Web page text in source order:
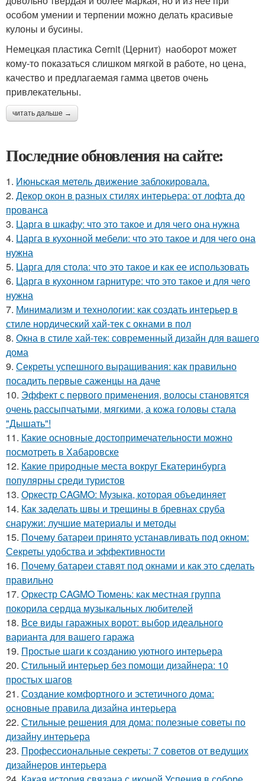
особом умении и терпении можно делать красивые
кулоны и бусины.
Немецкая пластика Cernit (Цернит) наоборот может
кому-то показаться слишком мягкой в работе, но цена,
качество и предлагаемая гамма цветов очень
привлекательны.
читать дальше →
Последние обновления на сайте:
1. Июньская метель движение заблокировала.
2. Декор окон в разных стилях интерьера: от лофта до
прованса
3. Царга в шкафу: что это такое и для чего она нужна
4. Царга в кухонной мебели: что это такое и для чего она
нужна
5. Царга для стола: что это такое и как ее использовать
6. Царга в кухонном гарнитуре: что это такое и для чего
нужна
7. Минимализм и технологии: как создать интерьер в
стиле нордический хай-тек с окнами в пол
8. Окна в стиле хай-тек: современный дизайн для вашего
дома
9. Секреты успешного выращивания: как правильно
посадить первые саженцы на даче
10. Эффект с первого применения, волосы становятся
очень рассыпчатыми, мягкими, а кожа головы стала
"Дышать"!
11. Какие основные достопримечательности можно
посмотреть в Хабаровске
12. Какие природные места вокруг Екатеринбурга
популярны среди туристов
13. Оркестр CAGMO: Музыка, которая объединяет
14. Как заделать швы и трещины в бревнах сруба
снаружи: лучшие материалы и методы
15. Почему батареи принято устанавливать под окном:
Секреты удобства и эффективности
16. Почему батареи ставят под окнами и как это сделать
правильно
17. Оркестр CAGMO Тюмень: как местная группа
покорила сердца музыкальных любителей
18. Все виды гаражных ворот: выбор идеального
варианта для вашего гаража
19. Простые шаги к созданию уютного интерьера
20. Стильный интерьер без помощи дизайнера: 10
простых шагов
21. Создание комфортного и эстетичного дома:
основные правила дизайна интерьера
22. Стильные решения для дома: полезные советы по
дизайну интерьера
23. Профессиональные секреты: 7 советов от ведущих
дизайнеров интерьера